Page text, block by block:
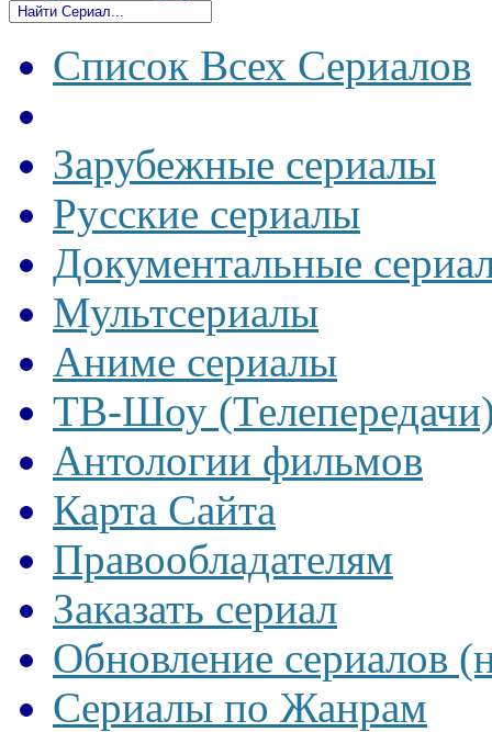
Список Всех Сериалов
Зарубежные сериалы
Русские сериалы
Документальные
Мультсериалы
Аниме сериалы
ТВ-Шоу
Антологии фильмов
Карта Сайта
Правообладателям
Заказать сериал
Обновление сериалов
Сериалы по Жанрам